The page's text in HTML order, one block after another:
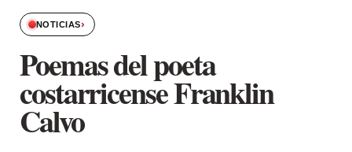
NOTICIAS›
Poemas del poeta
costarricense Franklin
Calvo